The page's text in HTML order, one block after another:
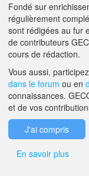
Aucun résultat
A
Fondé sur
régulièrement
sont rédigées au fur
de contributeurs
cours de rédaction.
Vous aussi,
dans le forum ou en
connaissances.
et de vos
J'ai compris
En savoir plus